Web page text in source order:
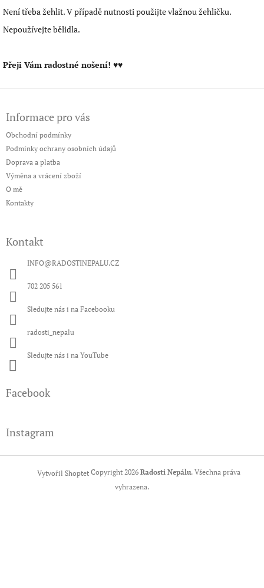
Není třeba žehlit. V případě nutnosti použijte vlažnou žehličku.
Nepoužívejte bělidla.
Přeji Vám radostné nošení! ♥♥
Informace pro vás
Obchodní podmínky
Podmínky ochrany osobních údajů
Doprava a platba
Výměna a vrácení zboží
O mě
Kontakty
Kontakt
INFO@RADOSTINEPALU.CZ
702 205 561
Sledujte nás i na Facebooku
radosti_nepalu
Sledujte nás i na YouTube
Facebook
Instagram
Vytvořil Shoptet Copyright 2026 Radosti Nepálu. Všechna práva
vyhrazena.